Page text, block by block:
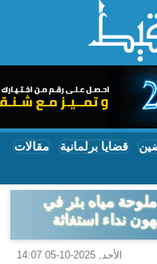
قضايا برلمانية مقالات
مياه بئر في
نداء استغاثة
الأحد, 2025-10-05 14:07